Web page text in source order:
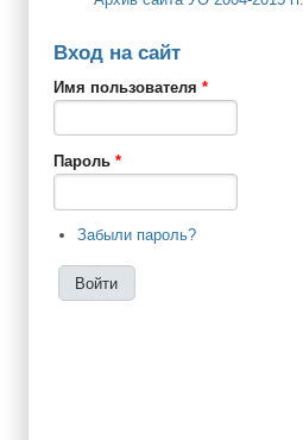
Вход на сайт
Имя пользователя *
Пароль *
Забыли пароль?